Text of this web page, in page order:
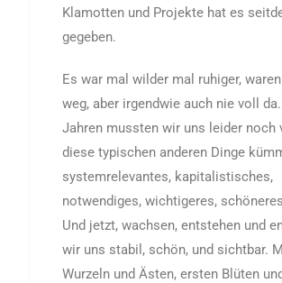
Klamotten und Projekte hat es
gegeben.
Es war mal wilder mal ruhiger,
weg, aber irgendwie auch nie voll
Jahren mussten wir uns leider noch
diese typischen anderen Dinge
systemrelevantes, kapitalistisches,
notwendiges, wichtigeres,
Und jetzt, wachsen, entstehen und
wir uns stabil, schön, und sichtbar.
Wurzeln und Ästen, ersten Blüten